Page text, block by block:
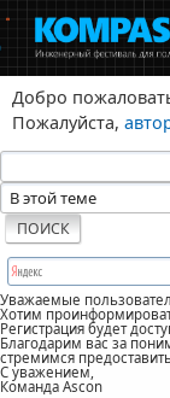
Добро
Пожалуйста,
Уважаемые
Хотим
Регистрация будет
Благодарим вас за
стремимся
С уважением,
Команда Ascon